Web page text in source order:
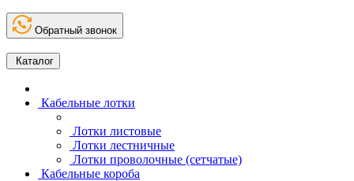
Обратный звонок
Каталог
Кабельные лотки
Лотки листовые
Лотки лестничные
Лотки проволочные (сетчатые)
Кабельные короба